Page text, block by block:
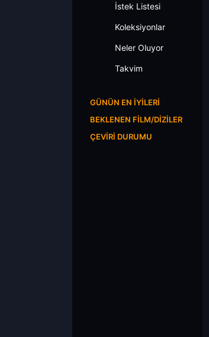
İstek Listesi
Koleksiyonlar
Neler Oluyor
Takvim
GÜNÜN EN İYILERI
BEKLENEN FILM/DIZILER
ÇEVIRI DURUMU